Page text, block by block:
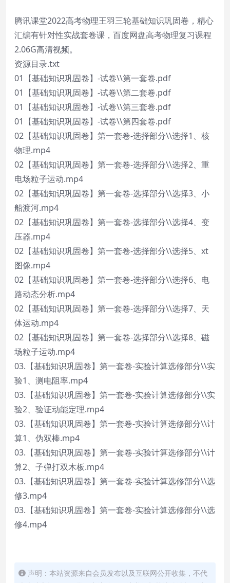
腾讯课堂2022高考物理王羽三轮基础知识巩固卷，精心
汇编有针对性实战套卷课，百度网盘高考物理复习课程
2.06G高清视频。
资源目录.txt
01【基础知识巩固卷】-试卷\\第一套卷.pdf
01【基础知识巩固卷】-试卷\\第二套卷.pdf
01【基础知识巩固卷】-试卷\\第三套卷.pdf
01【基础知识巩固卷】-试卷\\第四套卷.pdf
02【基础知识巩固卷】第一套卷-选择部分\\选择1、核
物理.mp4
02【基础知识巩固卷】第一套卷-选择部分\\选择2、重
电场粒子运动.mp4
02【基础知识巩固卷】第一套卷-选择部分\\选择3、小
船渡河.mp4
02【基础知识巩固卷】第一套卷-选择部分\\选择4、变
压器.mp4
02【基础知识巩固卷】第一套卷-选择部分\\选择5、xt
图像.mp4
02【基础知识巩固卷】第一套卷-选择部分\\选择6、电
路动态分析.mp4
02【基础知识巩固卷】第一套卷-选择部分\\选择7、天
体运动.mp4
02【基础知识巩固卷】第一套卷-选择部分\\选择8、磁
场粒子运动.mp4
03.【基础知识巩固卷】第一套卷-实验计算选修部分\\实
验1、测电阻率.mp4
03.【基础知识巩固卷】第一套卷-实验计算选修部分\\实
验2、验证动能定理.mp4
03.【基础知识巩固卷】第一套卷-实验计算选修部分\\计
算1、伪双棒.mp4
03.【基础知识巩固卷】第一套卷-实验计算选修部分\\计
算2、子弹打双木板.mp4
03.【基础知识巩固卷】第一套卷-实验计算选修部分\\选
修3.mp4
03.【基础知识巩固卷】第一套卷-实验计算选修部分\\选
修4.mp4
声明：本站资源来自会员发布以及互联网公开收集，不代